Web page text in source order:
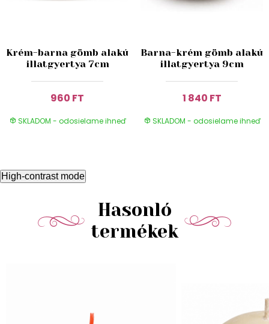
Krém-barna gömb alakú
illatgyertya 7cm
960 FT
SKLADOM - odosielame ihneď
Barna-krém gömb alakú
illatgyertya 9cm
1 840 FT
SKLADOM - odosielame ihneď
High-contrast mode
Hasonló
termékek